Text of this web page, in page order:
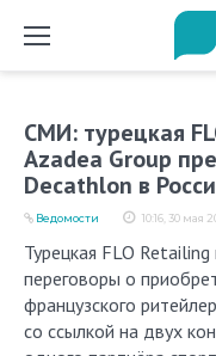
СМИ: турецкая
Azadea Group
Decathlon в
10:16, 30 мая
Ведомости
Турецкая FLO Retailing и ливанская Azadea Group ведут
переговоры о
французского
со ссылкой на двух